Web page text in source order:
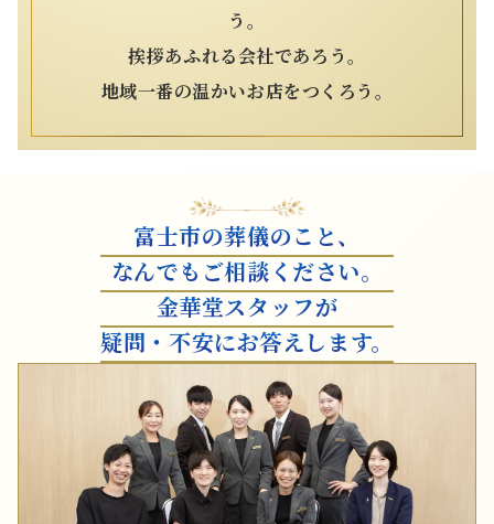
う。
挨拶あふれる会社であろう。
地域一番の温かいお店をつくろう。
富士市の葬儀のこと、
なんでもご相談ください。
金華堂スタッフが
疑問・不安にお答えします。